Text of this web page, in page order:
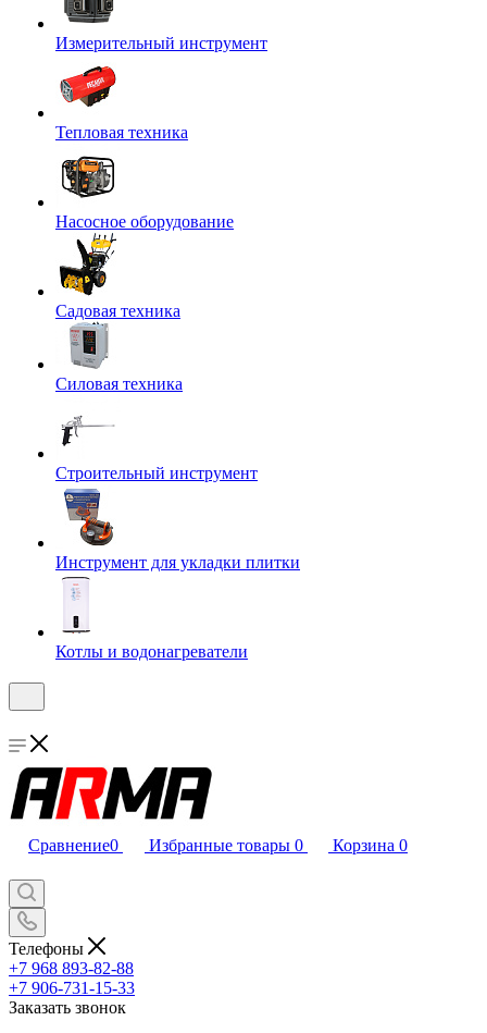
Измерительный инструмент
Тепловая техника
Насосное оборудование
Садовая техника
Силовая техника
Строительный инструмент
Инструмент для укладки плитки
Котлы и водонагреватели
Сравнение0 Избранные товары 0 Корзина 0
Телефоны
+7 968 893-82-88
+7 906-731-15-33
Заказать звонок